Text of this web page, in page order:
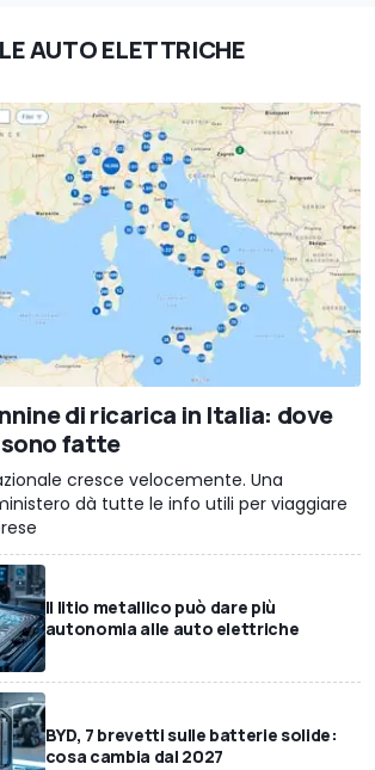
AUTO ELETTRICHE
di ricarica in Italia: dove
fatte
cresce velocemente. Una
dà tutte le info utili per viaggiare
Il litio metallico può dare più
autonomia alle auto elettriche
BYD, 7 brevetti sulle batterie solide:
cosa cambia dal 2027